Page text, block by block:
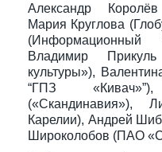
Александр
Мария Круглова
(Информационный
Владимир
культуры»),
“ГПЗ
(«Скандинавия»),
Карелии), Андрей
Широколобов (ПАО